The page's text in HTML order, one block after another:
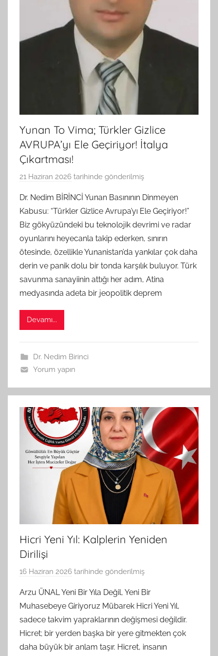
Yunan To Vima; Türkler Gizlice
AVRUPA’yı Ele Geçiriyor! İtalya
Çıkartması!
21 Haziran 2026 tarihinde gönderilmiş
S
A
M
t
a
r
a
f
Dr. Nedim BİRİNCİ Yunan Basınının Dinmeyen
Kabusu: “Türkler Gizlice Avrupa’yı Ele Geçiriyor!”
Biz gökyüzündeki bu teknolojik devrimi ve radar
oyunlarını heyecanla takip ederken, sınırın
ötesinde, özellikle Yunanistan’da yankılar çok daha
derin ve panik dolu bir tonda karşılık buluyor. Türk
savunma sanayiinin attığı her adım, Atina
medyasında adeta bir jeopolitik deprem
Devamı...
Dr. Nedim Birinci
Yorum yapın
Hicri Yeni Yıl: Kalplerin Yeniden
Dirilişi
16 Haziran 2026 tarihinde gönderilmiş
S
A
M
t
a
Arzu ÜNAL Yeni Bir Yıla Değil, Yeni Bir
Muhasebeye Giriyoruz Mübarek Hicri Yeni Yıl,
sadece takvim yapraklarının değişmesi değildir.
Hicret; bir yerden başka bir yere gitmekten çok
daha büyük bir anlam taşır. Hicret, insanın